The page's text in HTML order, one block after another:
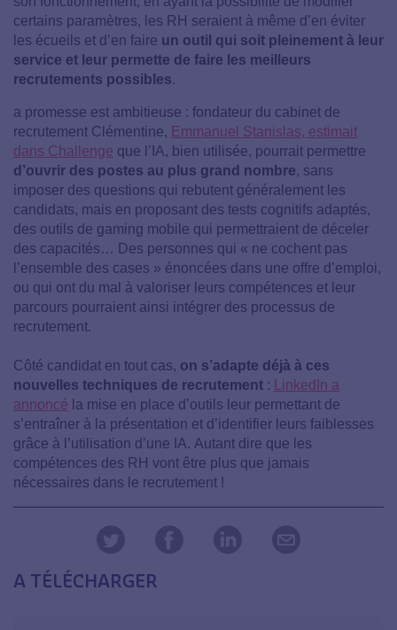
certains paramètres, les RH seraient à même d’en éviter
les écueils et d’en faire un outil qui soit pleinement à leur
service et leur permette de faire les meilleurs
recrutements possibles.
a promesse est ambitieuse : fondateur du cabinet de
recrutement Clémentine, Emmanuel Stanislas, estimait
dans Challenge que l’IA, bien utilisée, pourrait permettre
d’ouvrir des postes au plus grand nombre, sans
imposer des questions qui rebutent généralement les
candidats, mais en proposant des tests cognitifs adaptés,
des outils de gaming mobile qui permettraient de déceler
des capacités… Des personnes qui « ne cochent pas
l’ensemble des cases » énoncées dans une offre d’emploi,
ou qui ont du mal à valoriser leurs compétences et leur
parcours pourraient ainsi intégrer des processus de
recrutement.
Côté candidat en tout cas, on s’adapte déjà à ces
nouvelles techniques de recrutement :
LinkedIn a
annoncé la mise en place d’outils leur permettant de
s’entraîner à la présentation et d’identifier leurs faiblesses
grâce à l’utilisation d’une IA. Autant dire que les
compétences des RH vont être plus que jamais
nécessaires dans le recrutement !
A TÉLÉCHARGER